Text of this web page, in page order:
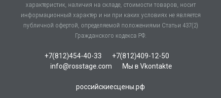
характеристик, наличия на складе, стоимости товаров, носит
информационный характер и ни при каких условиях не является
публичной офертой, определяемой положениями Статьи 437(2)
Гражданского кодекса РФ.
+7(812)454-40-33
+7(812)409-12-50
info@rosstage.com
Мы в Vkontakte
российскиесцены.рф